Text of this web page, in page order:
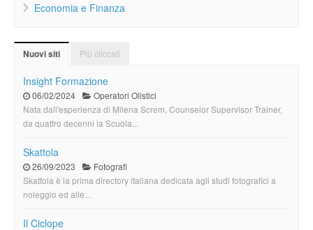
Economia e Finanza
Nuovi siti Più cliccati
Insight Formazione
06/02/2024
Operatori Olistici
Nata dall'esperienza di Milena Screm, Counselor Supervisor Trainer,
da quattro decenni la Scuola...
Skattola
26/09/2023
Fotografi
Skattola è la prima directory italiana dedicata agli studi fotografici a
noleggio ed alle...
Il Ciclope